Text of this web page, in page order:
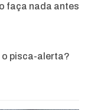
faça nada antes
pisca-alerta?